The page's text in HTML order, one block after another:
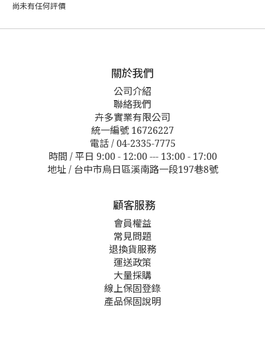
尚未有任何評價
關於我們
公司介紹
聯絡我們
卉多實業有限公司
統一編號 16726227
電話 / 04-2335-7775
時間 / 平日 9:00 - 12:00 --- 13:00 - 17:00
地址 / 台中市烏日區溪南路一段197巷8號
顧客服務
會員權益
常見問題
退換貨服務
運送政策
大量採購
線上保固登錄
產品保固說明